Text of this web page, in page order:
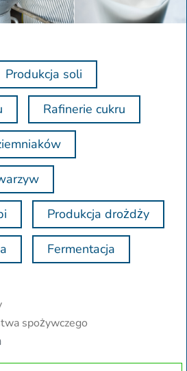
Produkcja soli
Rafinerie cukru
Produkcja drożdży
Fermentacja
spożywczego